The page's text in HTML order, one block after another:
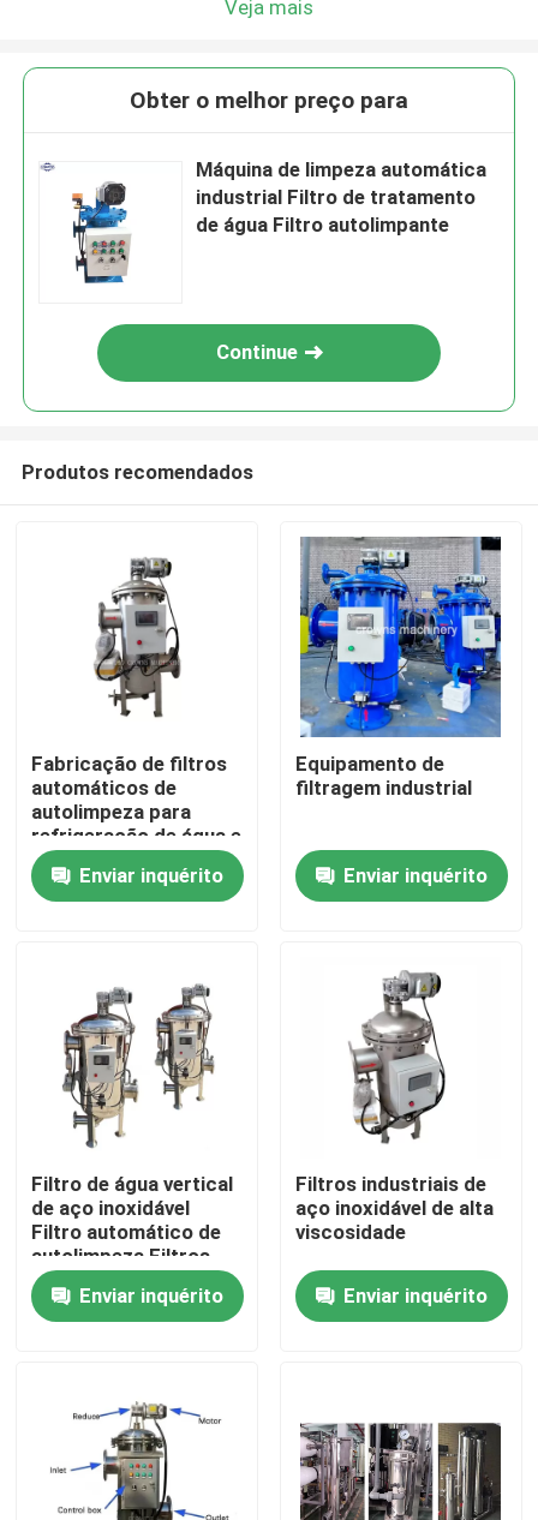
Casa
Produtos
Sobre nós
Excursão da fábrica
Controle da qualidade
Contacte-nos
Filtração industrial da água
filtro industrial de HEPA
Veja mais
Obter o melhor preço para
Máquina de limpeza automática
industrial Filtro de tratamento
de água Filtro autolimpante
Continue
Produtos recomendados
Fabricação de filtros
automáticos de
autolimpeza para
refrigeração de água e
fluidos de processo
Enviar inquérito
Equipamento de
filtragem industrial
Enviar inquérito
Filtro de água vertical
de aço inoxidável
Filtro automático de
autolimpeza Filtros
industriais de água
Enviar inquérito
Filtros industriais de
aço inoxidável de alta
viscosidade
Enviar inquérito